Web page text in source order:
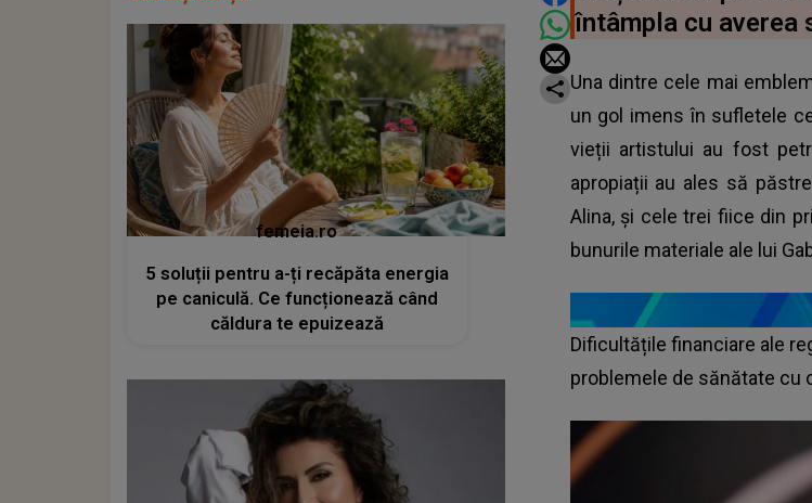
întâmpla cu averea
Una dintre cele mai
un gol imens în sufletele
vieții artistului au fost
apropiații au ales să
Alina, și cele trei fiice din
bunurile materiale ale lui
Dificultățile financiare ale
problemele de sănătate cu
femeia.ro
5 soluții pentru a-ți recăpăta energia
pe caniculă. Ce funcționează când
căldura te epuizează